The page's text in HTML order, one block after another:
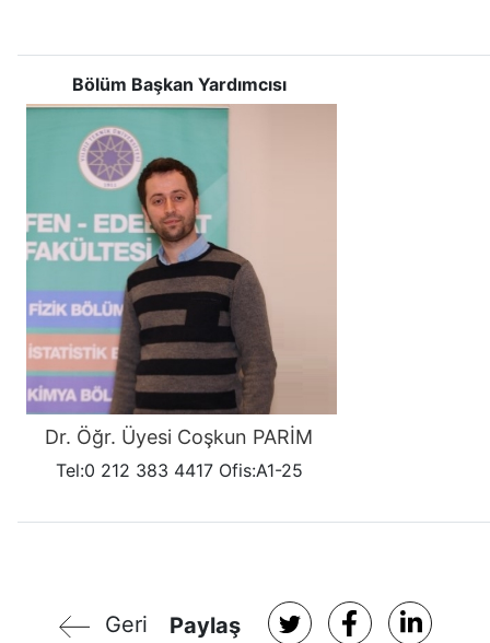
Bölüm Başkan Yardımcısı
Dr. Öğr. Üyesi Coşkun PARİM
Tel:0 212 383 4417 Ofis:A1-25
Geri Paylaş